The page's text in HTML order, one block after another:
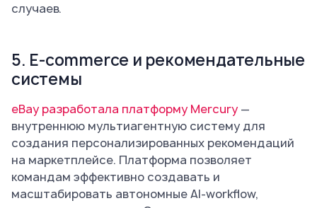
случаев.
5. E-commerce и рекомендательные
системы
eBay разработала платформу Mercury —
внутреннюю мультиагентную систему для
создания персонализированных рекомендаций
на маркетплейсе. Платформа позволяет
командам эффективно создавать и
масштабировать автономные AI-workflow,